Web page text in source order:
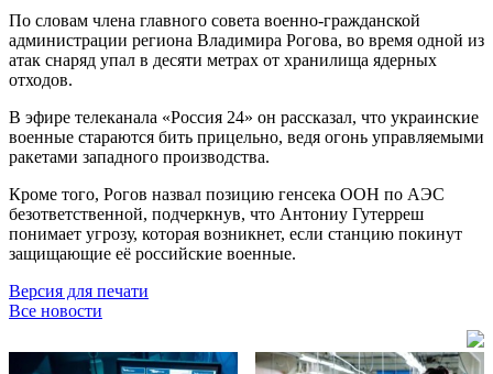
По словам члена главного совета военно-гражданской
администрации региона Владимира Рогова, во время одной из
атак снаряд упал в десяти метрах от хранилища ядерных
отходов.
В эфире телеканала «Россия 24» он рассказал, что украинские
военные стараются бить прицельно, ведя огонь управляемыми
ракетами западного производства.
Кроме того, Рогов назвал позицию генсека ООН по АЭС
безответственной, подчеркнув, что Антониу Гутерреш
понимает угрозу, которая возникнет, если станцию покинут
защищающие её российские военные.
Версия для печати
Все новости